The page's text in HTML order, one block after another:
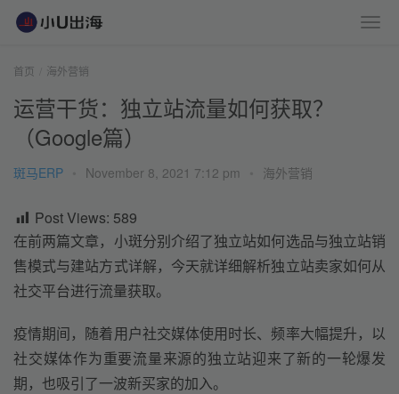
首页 海外营销
运营干货：独立站流量如何获取？
（Google篇）
斑马ERP November 8, 2021 7:12 pm 海外营销
Post Views: 589
在前两篇文章，小斑分别介绍了独立站如何选品与独立站销
售模式与建站方式详解，今天就详细解析独立站卖家如何从
社交平台进行流量获取。
疫情期间，随着用户社交媒体使用时长、频率大幅提升，以
社交媒体作为重要流量来源的独立站迎来了新的一轮爆发
期，也吸引了一波新买家的加入。